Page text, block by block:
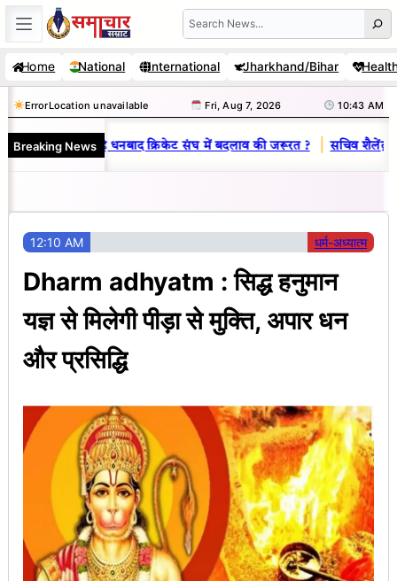
Skip
to
content
Search
Home National International Jharkhand/Bihar
ErrorLocation unavailable Fri, Aug 7, 2026 10:43 AM
Breaking News
: जानें क्यों है धनबाद क्रिकेट संघ में बदलाव की जरूरत ? | सचिव शैलेंद्र
12:10 AM धर्म-अध्यात्म
Dharm adhyatm : सिद्ध हनुमान
यज्ञ से मिलेगी पीड़ा से मुक्ति, अपार धन
और प्रसिद्धि